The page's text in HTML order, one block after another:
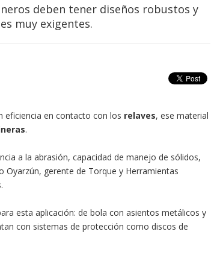
deben tener diseños robustos y
muy exigentes.
eficiencia en contacto con los relaves, ese material
.
a la abrasión, capacidad de manejo de sólidos,
gerente de Torque y Herramientas
esta aplicación: de bola con asientos metálicos y
con sistemas de protección como discos de